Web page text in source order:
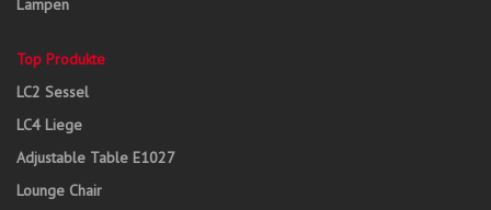
Lampen
Top Produkte
LC2 Sessel
LC4 Liege
Adjustable Table E1027
Lounge Chair